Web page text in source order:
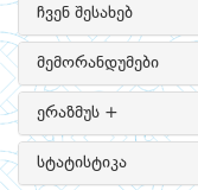
ჩვენ შესახებ
მემორანდუმები
ერაზმუს +
სტატისტიკა